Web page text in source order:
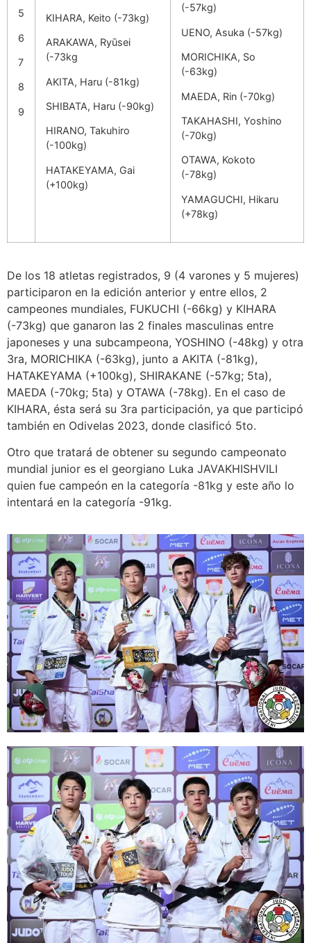
5
6
7
8
9
KIHARA, Keito (-73kg)
ARAKAWA, Ryūsei
(-73kg
AKITA, Haru (-81kg)
SHIBATA, Haru (-90kg)
HIRANO, Takuhiro
(-100kg)
HATAKEYAMA, Gai
(+100kg)
(-57kg)
UENO, Asuka (-57kg)
MORICHIKA, So
(-63kg)
MAEDA, Rin (-70kg)
TAKAHASHI, Yoshino
(-70kg)
OTAWA, Kokoto
(-78kg)
YAMAGUCHI, Hikaru
(+78kg)
De los 18 atletas registrados, 9 (4 varones y 5 mujeres)
participaron en la edición anterior y entre ellos, 2
campeones mundiales, FUKUCHI (-66kg) y KIHARA
(-73kg) que ganaron las 2 finales masculinas entre
japoneses y una subcampeona, YOSHINO (-48kg) y otra
3ra, MORICHIKA (-63kg), junto a AKITA (-81kg),
HATAKEYAMA (+100kg), SHIRAKANE (-57kg; 5ta),
MAEDA (-70kg; 5ta) y OTAWA (-78kg). En el caso de
KIHARA, ésta será su 3ra participación, ya que participó
también en Odivelas 2023, donde clasificó 5to.
Otro que tratará de obtener su segundo campeonato
mundial junior es el georgiano Luka JAVAKHISHVILI
quien fue campeón en la categoría -81kg y este año lo
intentará en la categoría -91kg.